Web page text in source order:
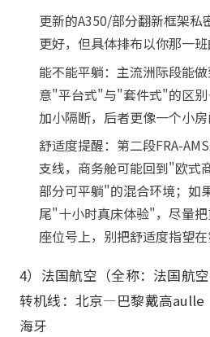
更新的A350/部分翻新框架私
更好，但具体排布以你那一班
能不能平躺：主流洲际段能
意"平台式"与"套件式"的区
加小隔断，后者更像一个小房
舒适度提醒：第二段FRA-
支线，商务舱可能回到"欧式
部分可平躺"的混合环境；如
尾"十小时真床体验"，尽量
座位号上，别把舒适度指望
4）法国航空（全称：法国航
转机线：北京—巴黎戴高aulle
海牙